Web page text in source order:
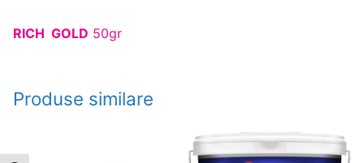
RICH GOLD 50gr
Produse similare